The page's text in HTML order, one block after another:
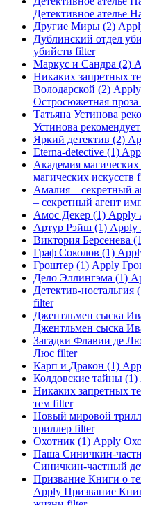
Детективное ателье
Другие Миры (2)
Дублинский отдел
убийств filter
Маркус и Сандра (2)
Никаких запретных
Володарской (2)
Остросюжетная
Татьяна Устинова
Устинова
Яркий детектив (2)
Eterna-detective (1)
Академия магических
магических искусств
Амалия – секретный
– секретный агент
Амос Декер (1) Apply
Артур Рэйш (1) Apply
Виктория Берсенева
Граф Соколов (1)
Гроштер (1) Apply
Дело Эллингэма (1)
Детектив-ностальгия
filter
Джентльмен сыска
Джентльмен сыска
Загадки Флавии де
Люс filter
Карп и Дракон (1)
Колдовские тайны (1)
Никаких запретных
тем filter
Новый мировой
триллер filter
Охотник (1) Apply
Паша Синичкин-
Синичкин-частный
Призвание Книги о
Apply Призвание